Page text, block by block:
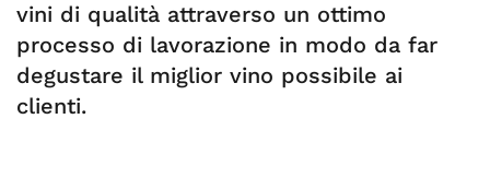
vini di qualità attraverso un ottimo
processo di lavorazione in modo da far
degustare il miglior vino possibile ai
clienti.